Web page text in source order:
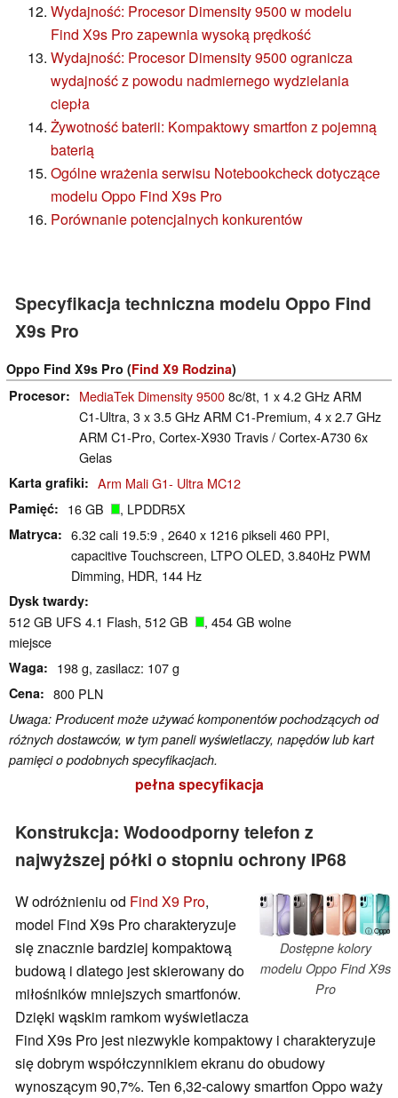
Wydajność: Procesor Dimensity 9500 w modelu
Find X9s Pro zapewnia wysoką prędkość
Wydajność: Procesor Dimensity 9500 ogranicza
wydajność z powodu nadmiernego wydzielania
ciepła
Żywotność baterii: Kompaktowy smartfon z pojemną
baterią
Ogólne wrażenia serwisu Notebookcheck dotyczące
modelu Oppo Find X9s Pro
Porównanie potencjalnych konkurentów
Specyfikacja techniczna modelu Oppo Find
X9s Pro
Oppo Find X9s Pro (Find X9 Rodzina)
Procesor
MediaTek Dimensity 95008c/8t, 1 x 4.2 GHz ARM
C1-Ultra, 3 x 3.5 GHz ARM C1-Premium, 4 x 2.7 GHz
ARM C1-Pro, Cortex-X930 Travis / Cortex-A730 6x
Gelas
Karta grafiki Arm Mali G1- Ultra MC12
Pamięć 16 GB , LPDDR5X
Matryca
6.32 cali 19.5:9 , 2640 x 1216 pikseli 460 PPI,
capacitive Touchscreen, LTPO OLED, 3.840Hz PWM
Dimming, HDR, 144 Hz
Dysk twardy
512 GB UFS 4.1 Flash, 512 GB
, 454 GB wolne
miejsce
Waga 198 g, zasilacz: 107 g
Cena 800 PLN
Uwaga: Producent może używać komponentów pochodzących od
różnych dostawców, w tym paneli wyświetlaczy, napędów lub kart
pamięci o podobnych specyfikacjach.
pełna specyfikacja
Konstrukcja: Wodoodporny telefon z
najwyższej półki o stopniu ochrony IP68
ⓘ Oppo
Dostępne kolory
modelu Oppo Find X9s
Pro
W odróżnieniu od Find X9 Pro,
model Find X9s Pro charakteryzuje
się znacznie bardziej kompaktową
budową i dlatego jest skierowany do
miłośników mniejszych smartfonów.
Dzięki wąskim ramkom wyświetlacza
Find X9s Pro jest niezwykle kompaktowy i charakteryzuje
się dobrym współczynnikiem ekranu do obudowy
wynoszącym 90,7%. Ten 6,32-calowy smartfon Oppo waży